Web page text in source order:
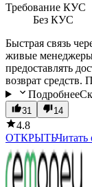
Требование КУС
Без КУС
Быстрая связь
живые
предоставлять
возврат средств.
Подробнее
31 14
4.8
ОТКРЫТЬЧитать